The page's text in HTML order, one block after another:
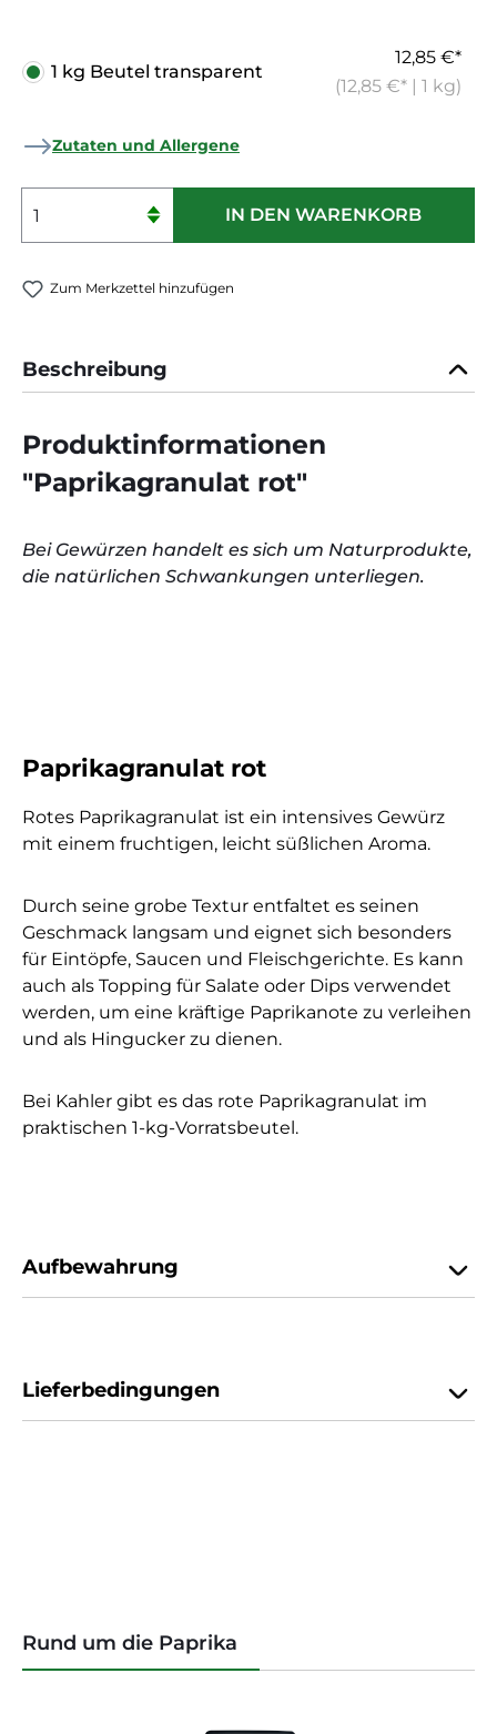
1 kg Beutel transparent
12,85 €*
(12,85 €* | 1 kg)
Zutaten und Allergene
Produkt Anzahl: Gib den
IN DEN WARENKORB
Zum Merkzettel hinzufügen
Beschreibung
Produktinformationen
"Paprikagranulat rot"
Bei Gewürzen handelt es sich um Naturprodukte,
die natürlichen Schwankungen unterliegen.
Paprikagranulat rot
Rotes Paprikagranulat ist ein intensives Gewürz
mit einem fruchtigen, leicht süßlichen Aroma.
Durch seine grobe Textur entfaltet es seinen
Geschmack langsam und eignet sich besonders
für Eintöpfe, Saucen und Fleischgerichte. Es kann
auch als Topping für Salate oder Dips verwendet
werden, um eine kräftige Paprikanote zu verleihen
und als Hingucker zu dienen.
Bei Kahler gibt es das rote Paprikagranulat im
praktischen 1-kg-Vorratsbeutel.
Aufbewahrung
Lieferbedingungen
Produktgalerie überspringen
Rund um die Paprika